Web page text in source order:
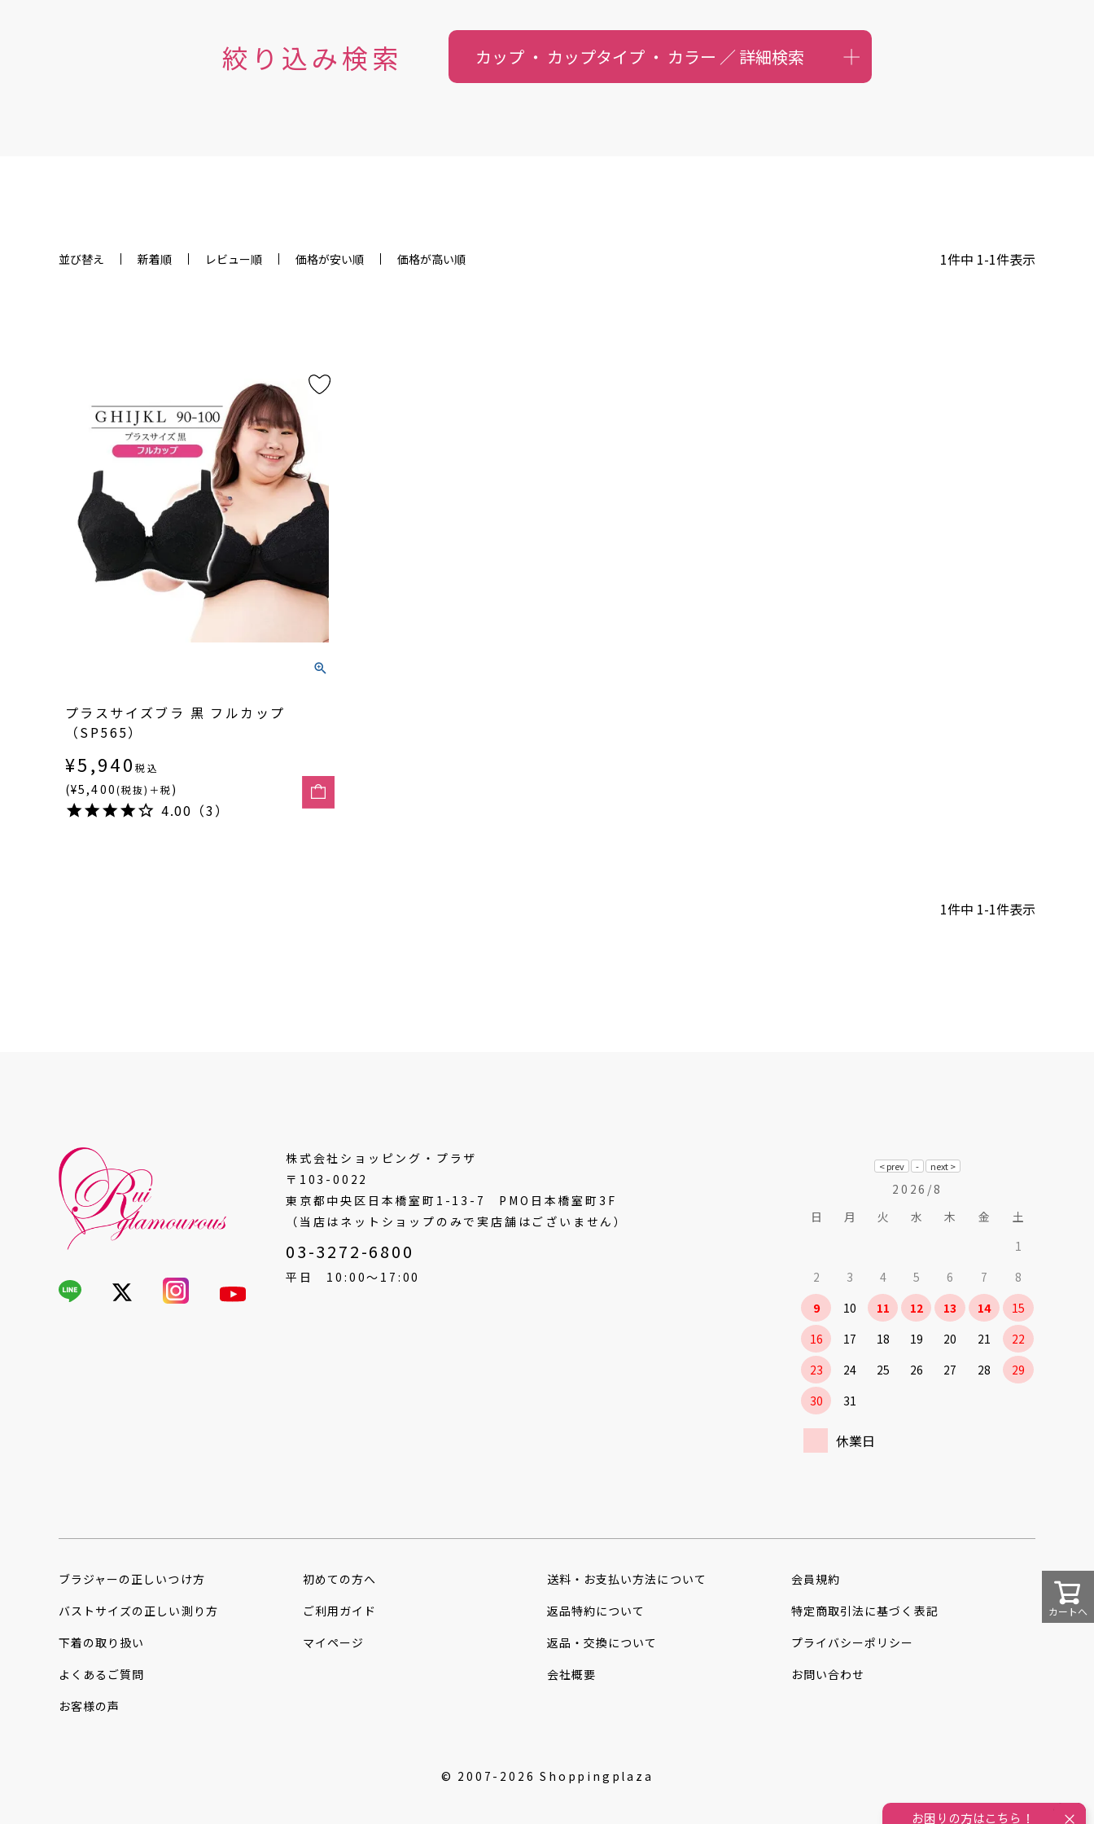
絞り込み検索 カップ ・ カップタイプ ・ カラー ／ 詳細検索
並び替え 新着順 レビュー順 価格が安い順 価格が高い順 1件中 1-1件表示
プラスサイズブラ 黒 フルカップ
（SP565）
¥5,940 税込
(¥5,400(税抜)＋税)
4.00（3）
1件中 1-1件表示
カートへ
2026/8
日
月 火 水 木 金
土
1
2
3 4 5 6 7
8
9
10 11 12 13 14
15
16
17 18 19 20 21
22
23
24 25 26 27 28
29
30
31
休業日
株式会社ショッピング・プラザ
〒103-0022
東京都中央区日本橋室町1-13-7 PMO日本橋室町3F
（当店はネットショップのみで実店舗はございません）
03-3272-6800
平日 10:00〜17:00
ブラジャーの正しいつけ方
バストサイズの正しい測り方
下着の取り扱い
よくあるご質問
お客様の声
初めての方へ
ご利用ガイド
マイページ
送料・お支払い方法について
返品特約について
返品・交換について
会社概要
会員規約
特定商取引法に基づく表記
プライバシーポリシー
お問い合わせ
© 2007-2026 Shoppingplaza
お困りの方はこちら！